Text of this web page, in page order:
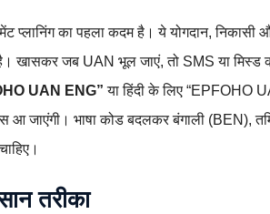
प्लानिंग का पहला कदम है। ये योगदान,
है। खासकर जब UAN भूल जाएं, तो SMS या
UAN ENG”या हिंदी के लिए “EPFOHO
आ जाएंगी। भाषा कोड बदलकर बंगाली
तरीका